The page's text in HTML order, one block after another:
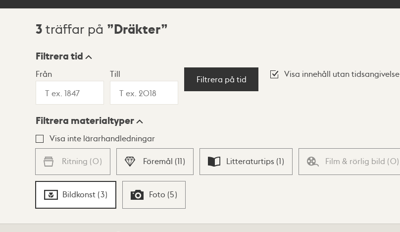
Sökresultat
3 träffar på Dräkter
Visningsläge
Lista Karta
Filtrera tid
Från Till
Filtrera på tid
Visa innehåll utan tidsangivelse
Filtrera materialtyper
Visa inte lärarhandledningar
Ritning (0) Föremål (11) Litteraturtips (1) Film & rörlig bild (0)
Bildkonst (3) Foto (5)